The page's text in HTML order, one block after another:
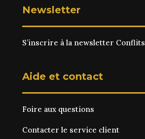
Newsletter
S’inscrire à la newsletter Conflits
Aide et contact
Foire aux questions
Contacter le service client